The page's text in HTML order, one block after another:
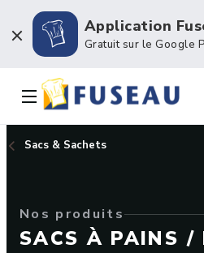
Application
Gratuit sur le Google
Boulangerie / Viennoiserie
Pâtisserie / Chocolaterie
Petits matériels & Hygiène
Sacs & Sachets
Nos produits
SACS À PAINS /